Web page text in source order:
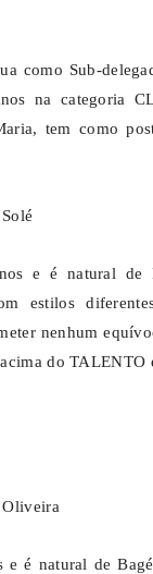
como Sub-
na categoria
tem como
e é natural de
estilos
nenhum
do TALENTO
e é natural de